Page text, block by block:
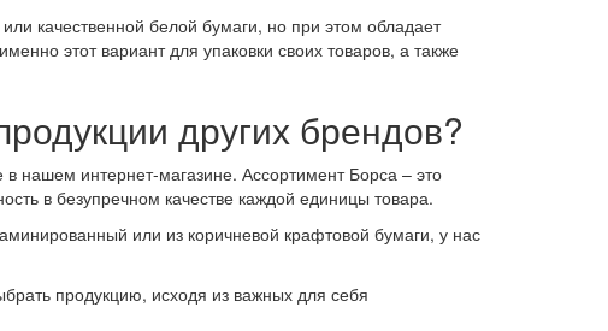
качественной белой бумаги, но при этом обладает
этот вариант для упаковки своих товаров, а также
других брендов?
нашем интернет-магазине. Ассортимент Борса – это
в безупречном качестве каждой единицы товара.
или из коричневой крафтовой бумаги, у нас
продукцию, исходя из важных для себя